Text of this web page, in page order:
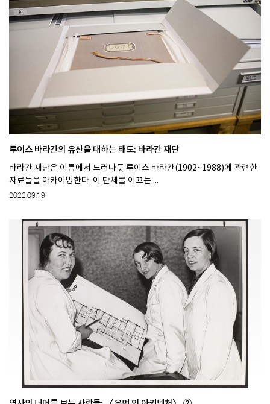
루이스 바라간의 유산을 대하는 태도: 바라간 재단
바라간 재단은 이름에서 드러나듯 루이스 바라간(1902~1988)에 관련한
자료들을 아카이빙한다. 이 단체를 이끄는 ...
2022.09.19